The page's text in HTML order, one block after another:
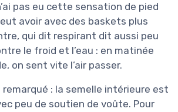
pas eu cette sensation de pied
avoir avec des baskets plus
qui dit respirant dit aussi peu
le froid et l’eau : en matinée
on sent vite l’air passer.
remarqué : la semelle intérieure est
peu de soutien de voûte. Pour